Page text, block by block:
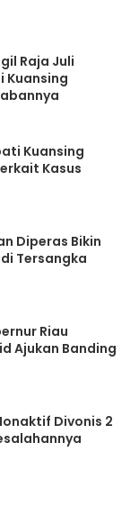
Raja Juli
Kuansing
Kuansing
Kasus
Diperas Bikin
Tersangka
Riau
Ajukan Banding
Divonis 2